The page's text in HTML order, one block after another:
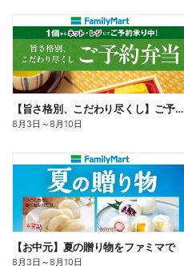
【旨さ格別、こだわり尽くし】ご予約弁当
8月3日 ～8月10日
【お中元】夏の贈り物をファミマで
8月3日 ～8月10日